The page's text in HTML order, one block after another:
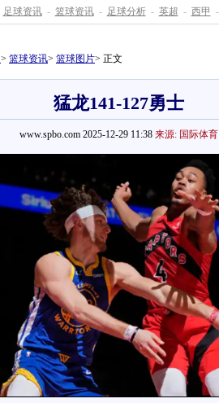
足球资讯 - 篮球资讯 - 足球分析 - 英超 - 西甲 -
> 篮球资讯> 篮球图片> 正文
猛龙141-127勇士
www.spbo.com 2025-12-29 11:38 来源: 国际体育